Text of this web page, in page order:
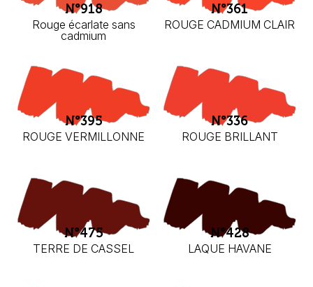
N°918
Rouge écarlate sans
cadmium
N°361
ROUGE CADMIUM CLAIR
N°395
ROUGE VERMILLONNE
N°336
ROUGE BRILLANT
N°475
TERRE DE CASSEL
N°428
LAQUE HAVANE